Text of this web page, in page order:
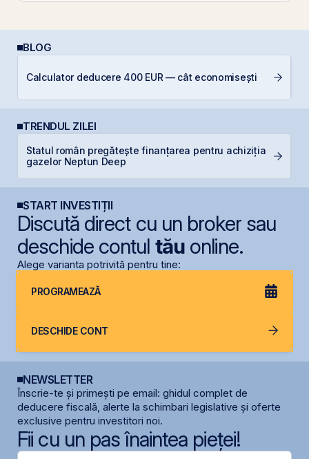
BLOG
Calculator deducere 400 EUR — cât economisești
TRENDUL ZILEI
Statul român pregătește finanțarea pentru achiziția
gazelor Neptun Deep
START INVESTIȚII
Discută direct cu un broker sau
deschide contul tăuonline.
Alege varianta potrivită pentru tine:
PROGRAMEAZĂ
DESCHIDE CONT
NEWSLETTER
Înscrie-te și primești pe email: ghidul complet de
deducere fiscală, alerte la schimbari legislative și oferte
exclusive pentru investitori noi.
Fii cu un pas înaintea pieței!